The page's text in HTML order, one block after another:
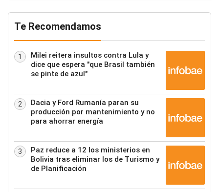
Te Recomendamos
1
Milei reitera insultos contra Lula y
dice que espera "que Brasil también
se pinte de azul"
2
Dacia y Ford Rumanía paran su
producción por mantenimiento y no
para ahorrar energía
3
Paz reduce a 12 los ministerios en
Bolivia tras eliminar los de Turismo y
de Planificación